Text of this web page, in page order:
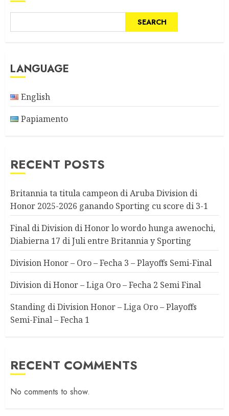
SEARCH
LANGUAGE
English
Papiamento
RECENT POSTS
Britannia ta titula campeon di Aruba Division di
Honor 2025-2026 ganando Sporting cu score di 3-1
Final di Division di Honor lo wordo hunga awenochi,
Diabierna 17 di Juli entre Britannia y Sporting
Division Honor – Oro – Fecha 3 – Playoffs Semi-Final
Division di Honor – Liga Oro – Fecha 2 Semi Final
Standing di Division Honor – Liga Oro – Playoffs
Semi-Final – Fecha 1
RECENT COMMENTS
No comments to show.